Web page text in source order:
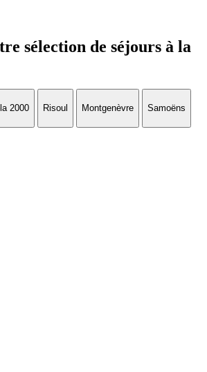
sélection de séjours à la
2000 Risoul Montgenèvre Samoëns